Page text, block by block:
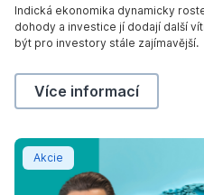
i
n
d
m
l
N
2
6
Indická ekonomika dynamicky
dohody a investice jí dodají další
být pro investory stále zajímavější.
Indie je i nadále na
Více informací
Akcie
Rozhovor: Jak investuje